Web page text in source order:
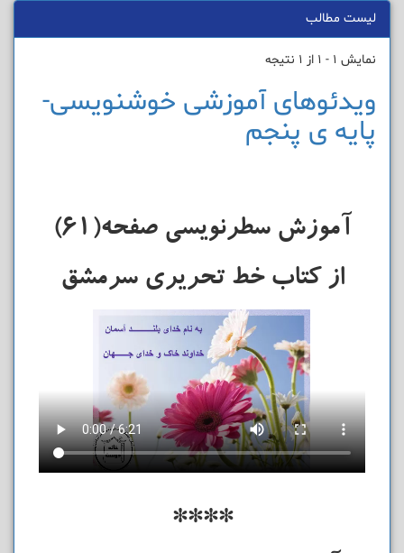
لیست مطالب
نمایش 1 - 1 از 1 نتیجه
ویدئوهای آموزشی خوشنویسی-
پایه ی پنجم
آموزش سطرنویسی صفحه(61)
از کتاب خط تحریری سرمشق
****